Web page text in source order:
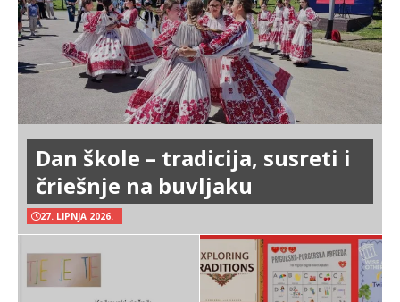
Dan škole – tradicija, susreti i
čriešnje na buvljaku
27. LIPNJA 2026.